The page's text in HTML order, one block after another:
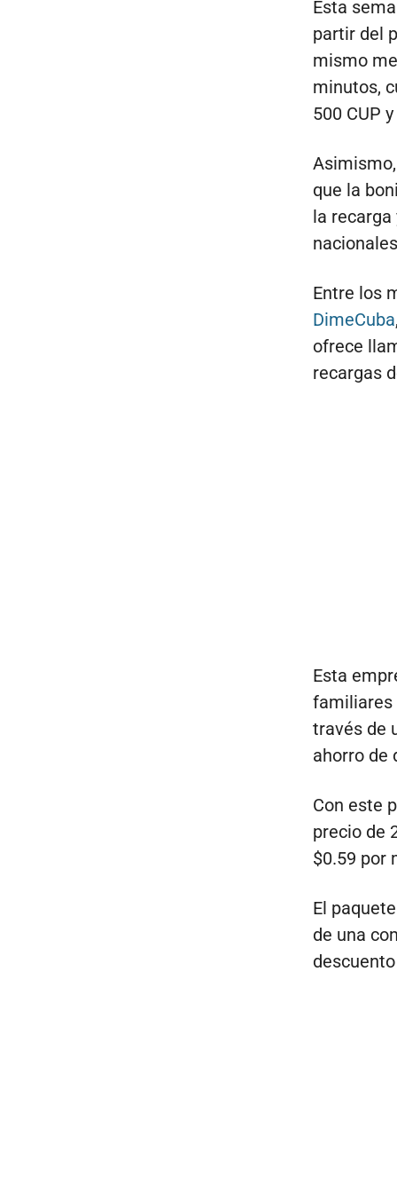
Esta
partir del
mismo
minutos,
500 CUP
que la
la
Entre los
DimeCuba
ofrece
recargas
Esta
familiares
través de
ahorro de
Con este
precio de
$0.59 por
El
de una